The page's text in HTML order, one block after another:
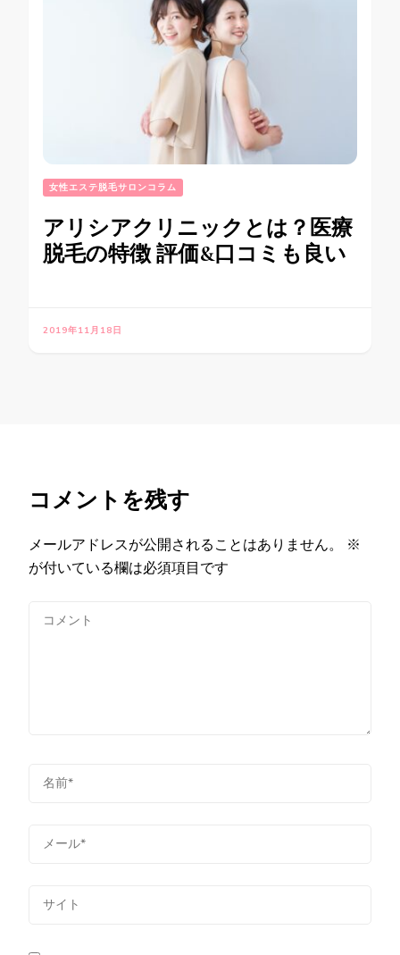
女性エステ脱毛サロンコラム
アリシアクリニックとは？医療
脱毛の特徴 評価&口コミも良い
2019年11月18日
コメントを残す
メールアドレスが公開されることはありません。
※
が付いている欄は必須項目です